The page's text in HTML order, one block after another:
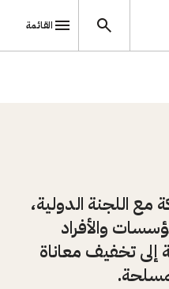
القائمة
مع اللجنة الدولية،
والأفراد
إلى تخفيف معاناة